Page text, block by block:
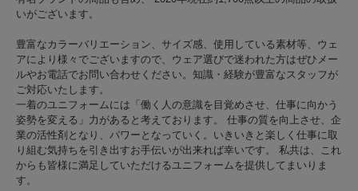
いがございます。
豊富なカラーバリエーション、サイズ感、使用している素材等、ウェ
アにより様々でございますので、ウェア選びで迷われた方はぜひメー
ルやお電話でお問い合わせください。知識・経験が豊富なスタッフが
ご対応いたします。
一着のユニフォームには「働く人の意識を目覚めさせ、仕事に向かう
姿勢を変える」力があると考えております。 仕事の質を向上させ、企
業の活性剤となり、パワーとなっていく。いきいきと楽しく仕事に取
り組む気持ちを引き出すお手伝いが出来れば幸いです。 私共は、これ
からも皆様に満足していただけるユニフォームを提供してまいりま
す。